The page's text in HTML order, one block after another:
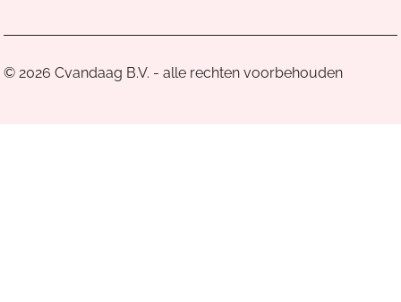
© 2026 Cvandaag B.V. - alle rechten voorbehouden